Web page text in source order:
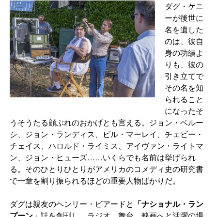
ダグ・ケニ
ーが後世に
名を遺した
のは、彼自
身の功績よ
りも、彼の
引き立てで
その名を知
られること
になったそ
うそうたる顔ぶれのおかげとも言える。ジョン・ベルー
シ、ジョン・ランディス、ビル・マーレイ、チェビー・
チェイス、ハロルド・ライミス、アイヴァン・ライトマ
ン、ジョン・ヒューズ……いくらでも名前は挙げられ
る。そのひとりひとりがアメリカのコメディ史の研究書
で一章を割り振られるほどの重要人物ばかりだ。
ダグは親友のヘンリー・ビアードと 「ナショナル・ラン